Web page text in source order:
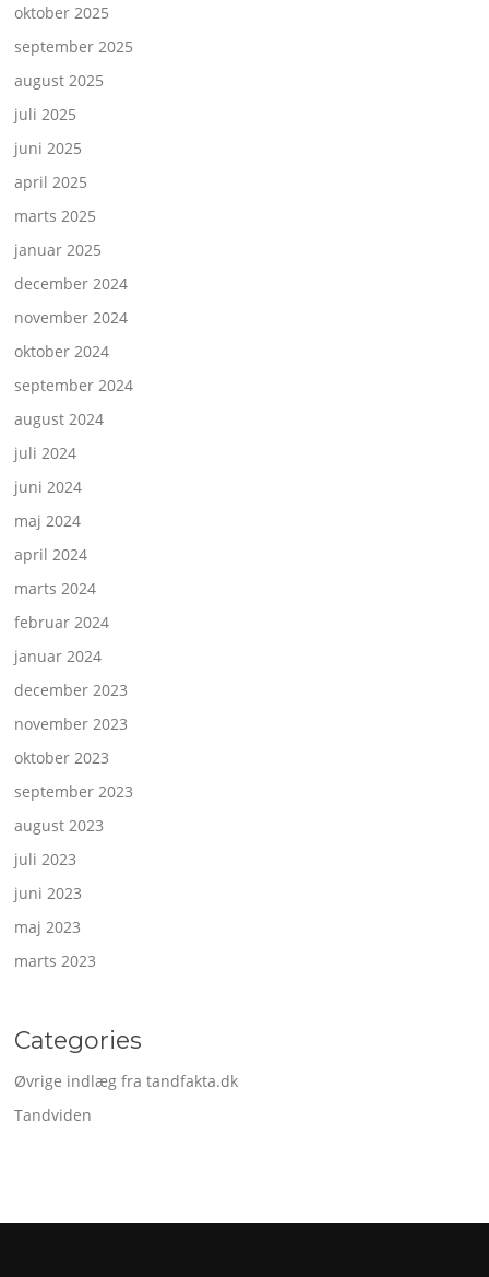
oktober 2025
september 2025
august 2025
juli 2025
juni 2025
april 2025
marts 2025
januar 2025
december 2024
november 2024
oktober 2024
september 2024
august 2024
juli 2024
juni 2024
maj 2024
april 2024
marts 2024
februar 2024
januar 2024
december 2023
november 2023
oktober 2023
september 2023
august 2023
juli 2023
juni 2023
maj 2023
marts 2023
Categories
Øvrige indlæg fra tandfakta.dk
Tandviden